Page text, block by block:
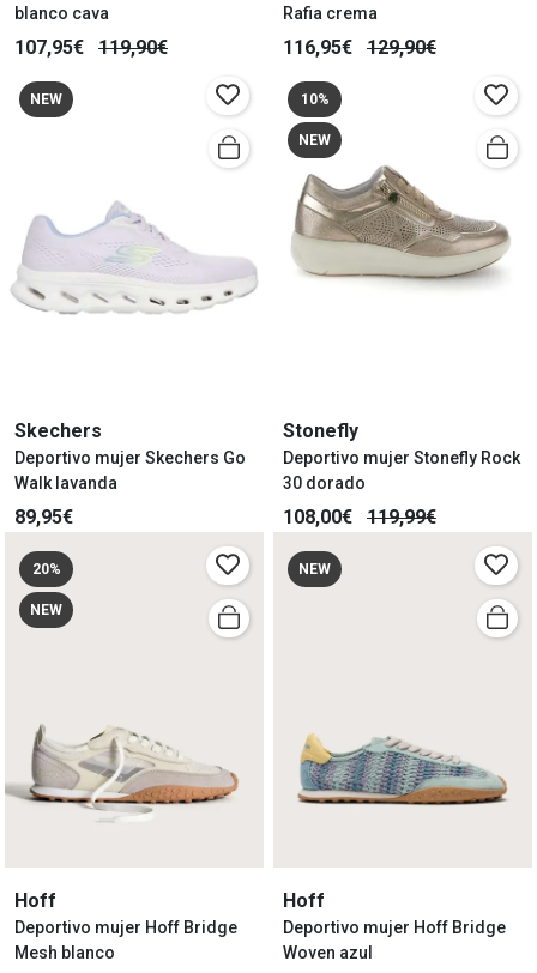
blanco cava
107,95€ 119,90€
Rafia crema
116,95€ 129,90€
NEW
Skechers
Deportivo mujer Skechers Go
Walk lavanda
89,95€
10%
NEW
Stonefly
Deportivo mujer Stonefly Rock
30 dorado
108,00€ 119,99€
20%
NEW
Hoff
Deportivo mujer Hoff Bridge
Mesh blanco
NEW
Hoff
Deportivo mujer Hoff Bridge
Woven azul